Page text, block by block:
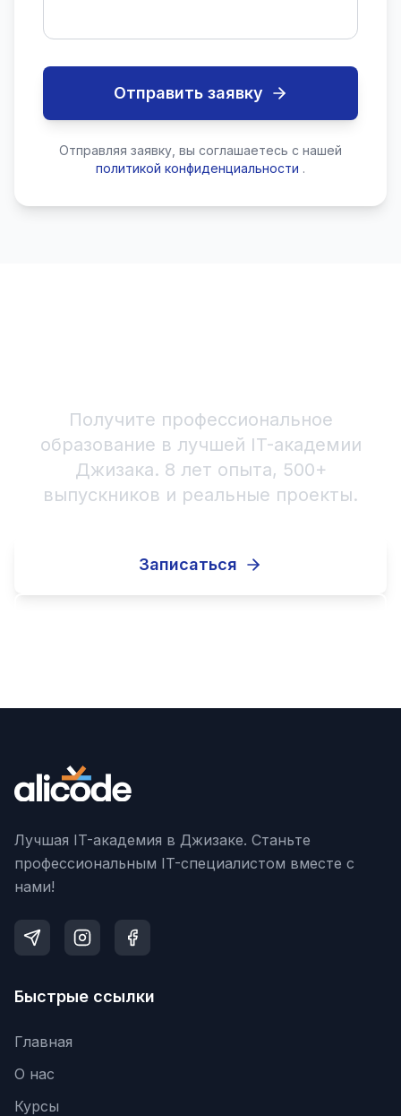
Отправить заявку
Отправляя заявку, вы соглашаетесь с нашей
политикой конфиденциальности .
Получите профессиональное
образование в лучшей IT-академии
Джизака. 8 лет опыта, 500+
выпускников и реальные проекты.
Записаться
Лучшая IT-академия в Джизаке. Станьте
профессиональным IT-специалистом вместе с
нами!
Быстрые ссылки
Главная
О нас
Курсы